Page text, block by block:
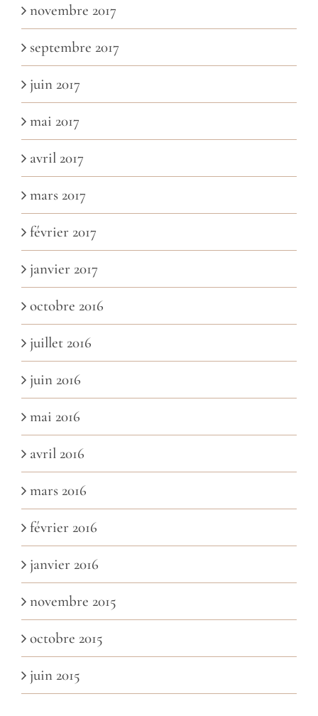
novembre 2017
septembre 2017
juin 2017
mai 2017
avril 2017
mars 2017
février 2017
janvier 2017
octobre 2016
juillet 2016
juin 2016
mai 2016
avril 2016
mars 2016
février 2016
janvier 2016
novembre 2015
octobre 2015
juin 2015